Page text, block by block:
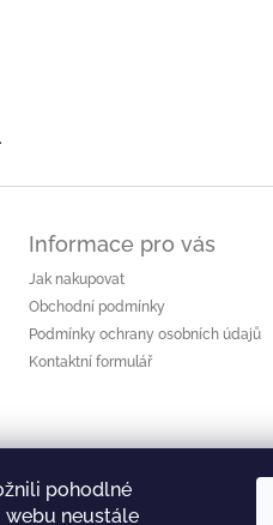
pohodlné
webu neustále
Informace pro vás
Jak nakupovat
Obchodní podmínky
Podmínky ochrany osobních údajů
Kontaktní formulář